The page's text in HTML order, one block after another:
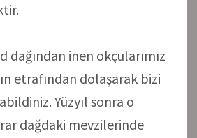
dağından inen okçularımız
etrafından dolaşarak bizi
Yüzyıl sonra o
dağdaki mevzilerinde